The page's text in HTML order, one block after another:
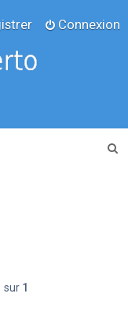
Connexion
sur 1